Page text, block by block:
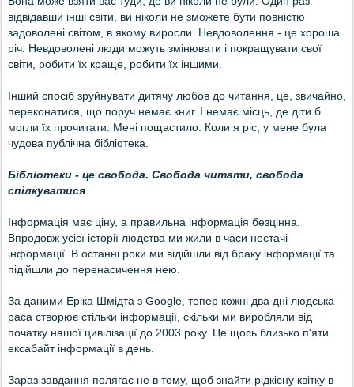
відвідавши інші світи, ви ніколи не зможете бути повністю
задоволені світом, в якому виросли. Невдоволення - це хороша
річ. Невдоволені люди можуть змінювати і покращувати свої
світи, робити їх краще, робити їх іншими.
Інший спосіб зруйнувати дитячу любов до читання, це, звичайно,
переконатися, що поруч немає книг. І немає місць, де діти б
могли їх прочитати. Мені пощастило. Коли я ріс, у мене була
чудова публічна бібліотека.
Бібліотеки - це свобода. Свобода читати, свобода
спілкуватися
Інформація має ціну, а правильна інформація безцінна.
Впродовж усієї історії людства ми жили в часи нестачі
інформації. В останні роки ми відійшли від браку інформації та
підійшли до перенасичення нею.
За даними Еріка Шмідта з Google, тепер кожні два дні людська
раса створює стільки інформації, скільки ми виробляли від
початку нашої цивілізації до 2003 року. Це щось близько п'яти
ексабайт інформації в день.
Зараз завдання полягає не в тому, щоб знайти рідкісну квітку в